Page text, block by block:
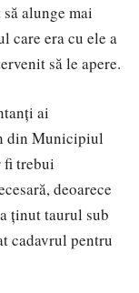
alunge mai
care era cu ele a
să le apere.
ai
din Municipiul
fi trebui
deoarece
ținut taurul sub
cadavrul pentru